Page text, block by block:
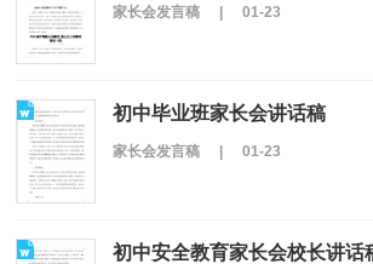
家长会发言稿 | 01-23
初中毕业班家长会讲话稿
家长会发言稿 | 01-23
初中安全教育家长会校长讲话